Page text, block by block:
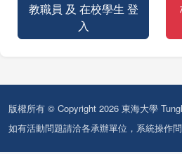
教職員 及 在校學生 登
入
版權所有 © Copyright 2026 東海大學
如有活動問題請洽各承辦單位，系統操作